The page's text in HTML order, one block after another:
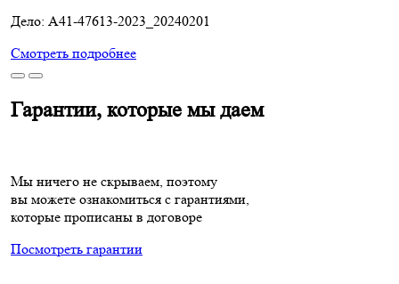
Дело: A41-47613-2023_20240201
Смотреть подробнее
Гарантии, которые мы даем
Мы ничего не скрываем, поэтому
вы можете ознакомиться с гарантиями,
которые прописаны в договоре
Посмотреть гарантии